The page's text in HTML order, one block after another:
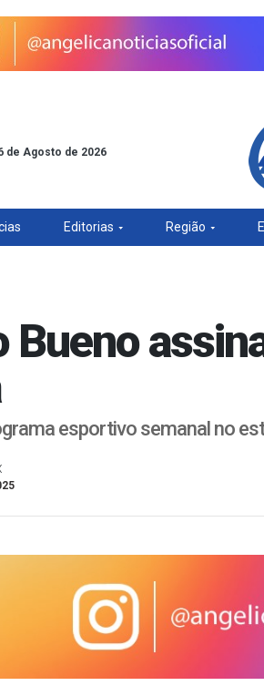
de Agosto de 2026
Editorias Região
Bueno
esportivo semanal no